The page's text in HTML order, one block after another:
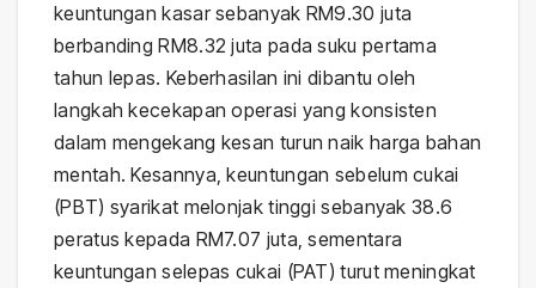
keuntungan kasar sebanyak RM9.30 juta
berbanding RM8.32 juta pada suku pertama
tahun lepas. Keberhasilan ini dibantu oleh
langkah kecekapan operasi yang konsisten
dalam mengekang kesan turun naik harga bahan
mentah. Kesannya, keuntungan sebelum cukai
(PBT) syarikat melonjak tinggi sebanyak 38.6
peratus kepada RM7.07 juta, sementara
keuntungan selepas cukai (PAT) turut meningkat